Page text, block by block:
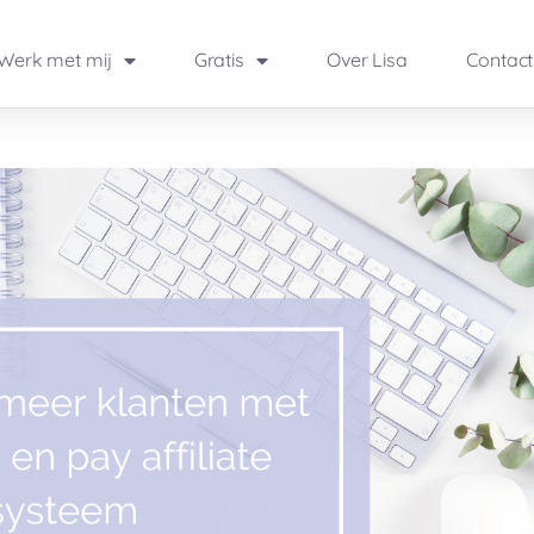
met mij Gratis Over Lisa Contact